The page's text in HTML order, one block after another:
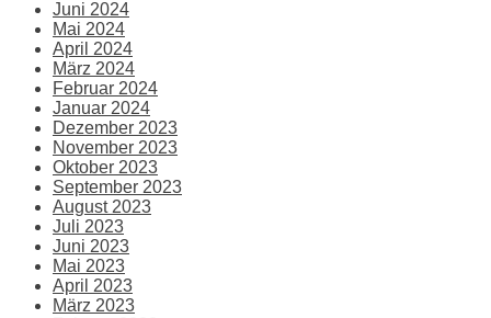
Juni 2024
Mai 2024
April 2024
März 2024
Februar 2024
Januar 2024
Dezember 2023
November 2023
Oktober 2023
September 2023
August 2023
Juli 2023
Juni 2023
Mai 2023
April 2023
März 2023